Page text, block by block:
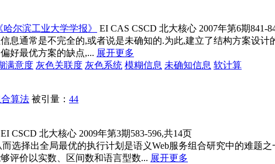
哈尔滨工业大学学报》 EI CAS CSCD 北大核心 2007年第6期841-
息通常是不完全的,或者说是未确知的.为此,建立了结构方案设
好最优方案的缺点,... 展开更多
满意度 灰色关联度 灰色系统 模糊信息 未确知信息 软计算
算法 被引量： 44
EI CSCD 北大核心 2009年第3期583-596,共14页
选择出全局最优的执行计划是语义Web服务组合研究中的难题
评价以实数、区间数和语言型数... 展开更多